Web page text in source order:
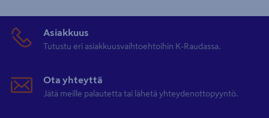
Asiakkuus
Tutustu eri asiakkuusvaihtoehtoihin K-Raudassa.
Ota yhteyttä
Jätä meille palautetta tai lähetä yhteydenottopyyntö.